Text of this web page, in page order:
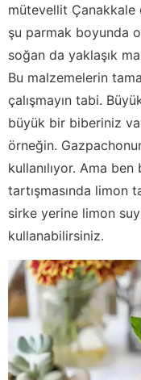
mütevellit Çanakkale
şu parmak boyunda
soğan da yaklaşık
Bu malzemelerin
çalışmayın tabi.
büyük bir biberiniz
örneğin.
kullanılıyor. Ama
tartışmasında limon
sirke yerine limon
kullanabilirsiniz.